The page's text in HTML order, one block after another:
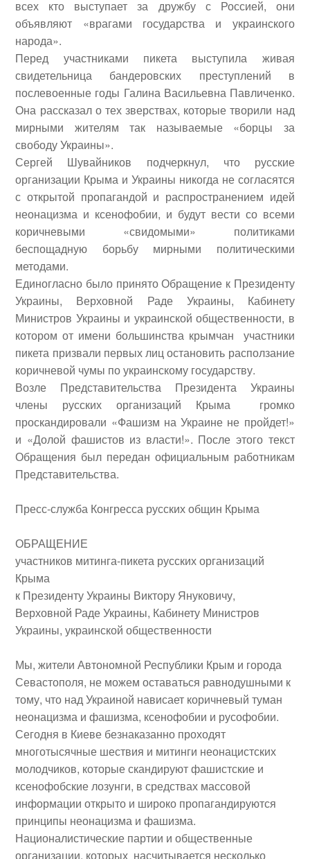
всех кто выступает за дружбу с Россией, они
объявляют «врагами государства и украинского
народа».
Перед участниками пикета выступила живая
свидетельница бандеровских преступлений в
послевоенные годы Галина Васильевна Павличенко.
Она рассказал о тех зверствах, которые творили над
мирными жителям так называемые «борцы за
свободу Украины».
Сергей Шувайников подчеркнул, что русские
организации Крыма и Украины никогда не согласятся
с открытой пропагандой и распространением идей
неонацизма и ксенофобии, и будут вести со всеми
коричневыми «свидомыми» политиками
беспощадную борьбу мирными политическими
методами.
Единогласно было принято Обращение к Президенту
Украины, Верховной Раде Украины, Кабинету
Министров Украины и украинской общественности, в
котором от имени большинства крымчан участники
пикета призвали первых лиц остановить расползание
коричневой чумы по украинскому государству.
Возле Представительства Президента Украины
члены русских организаций Крыма громко
проскандировали «Фашизм на Украине не пройдет!»
и «Долой фашистов из власти!». После этого текст
Обращения был передан официальным работникам
Представительства.
Пресс-служба Конгресса русских общин Крыма
ОБРАЩЕНИЕ
участников митинга-пикета русских организаций
Крыма
к Президенту Украины Виктору Януковичу,
Верховной Раде Украины, Кабинету Министров
Украины, украинской общественности
Мы, жители Автономной Республики Крым и города
Севастополя, не можем оставаться равнодушными к
тому, что над Украиной нависает коричневый туман
неонацизма и фашизма, ксенофобии и русофобии.
Сегодня в Киеве безнаказанно проходят
многотысячные шествия и митинги неонацистских
молодчиков, которые скандируют фашистские и
ксенофобские лозунги, в средствах массовой
информации открыто и широко пропагандируются
принципы неонацизма и фашизма.
Националистические партии и общественные
организации, которых насчитывается несколько